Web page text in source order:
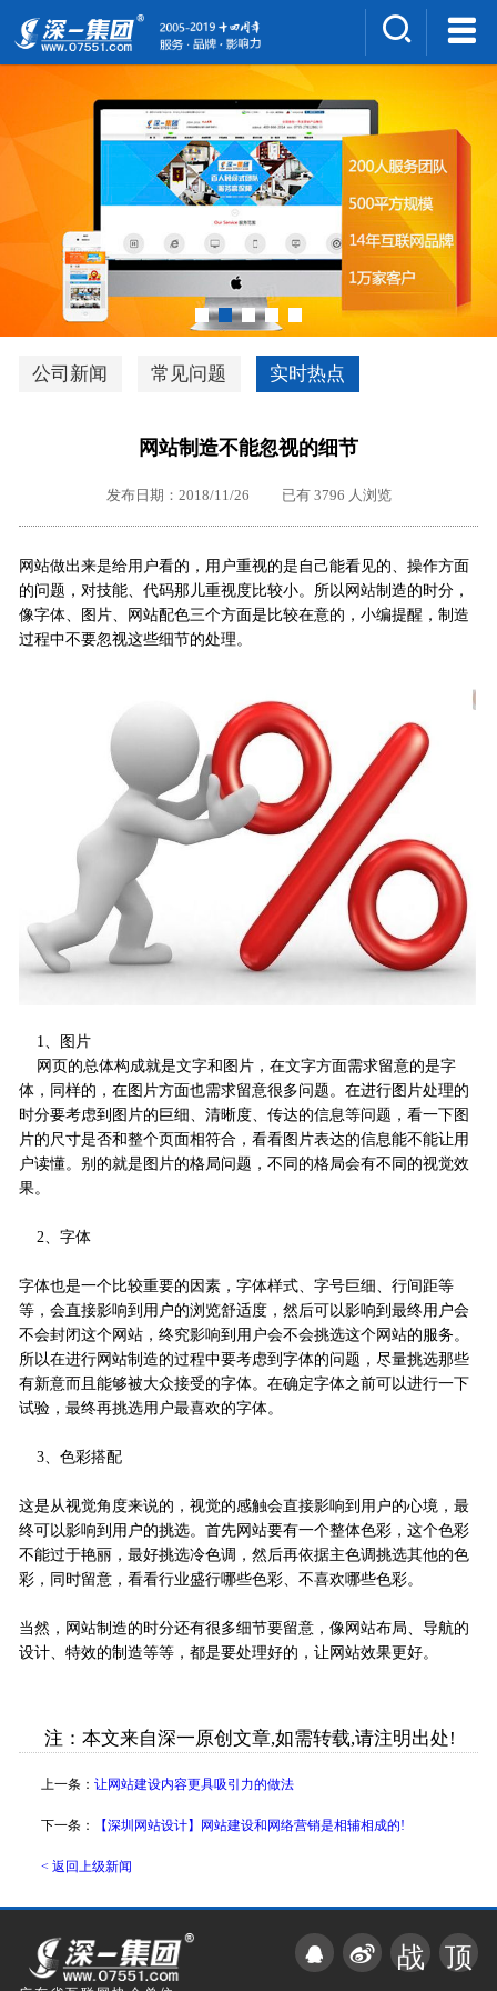
集团介绍
人才招聘
案例展示
新闻中心
深一风采
联系我们
深优通系统V3.0
深一集团优势
外地客户专栏
工单提交
公司新闻 常见问题 实时热点
网站制造不能忽视的细节
发布日期：2018/11/26 已有 3796 人浏览
网站做出来是给用户看的，用户重视的是自己能看见的、操作方面
的问题，对技能、代码那儿重视度比较小。所以网站制造的时分，
像字体、图片、网站配色三个方面是比较在意的，小编提醒，制造
过程中不要忽视这些细节的处理。
1、图片
网页的总体构成就是文字和图片，在文字方面需求留意的是字
体，同样的，在图片方面也需求留意很多问题。在进行图片处理的
时分要考虑到图片的巨细、清晰度、传达的信息等问题，看一下图
片的尺寸是否和整个页面相符合，看看图片表达的信息能不能让用
户读懂。别的就是图片的格局问题，不同的格局会有不同的视觉效
果。
2、字体
字体也是一个比较重要的因素，字体样式、字号巨细、行间距等
等，会直接影响到用户的浏览舒适度，然后可以影响到最终用户会
不会封闭这个网站，终究影响到用户会不会挑选这个网站的服务。
所以在进行网站制造的过程中要考虑到字体的问题，尽量挑选那些
有新意而且能够被大众接受的字体。在确定字体之前可以进行一下
试验，最终再挑选用户最喜欢的字体。
3、色彩搭配
这是从视觉角度来说的，视觉的感触会直接影响到用户的心境，最
终可以影响到用户的挑选。首先网站要有一个整体色彩，这个色彩
不能过于艳丽，最好挑选冷色调，然后再依据主色调挑选其他的色
彩，同时留意，看看行业盛行哪些色彩、不喜欢哪些色彩。
当然，网站制造的时分还有很多细节要留意，像网站布局、导航的
设计、特效的制造等等，都是要处理好的，让网站效果更好。
注：本文来自深一原创文章,如需转载,请注明出处!
上一条： 让网站建设内容更具吸引力的做法
下一条： 【深圳网站设计】网站建设和网络营销是相辅相成的!
< 返回上级新闻
战 顶